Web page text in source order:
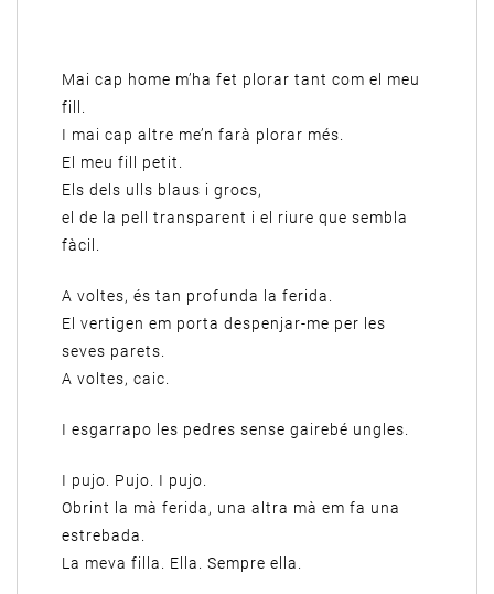
Mai cap home m’ha fet plorar tant com el meu
fill.
I mai cap altre me’n farà plorar més.
El meu fill petit.
Els dels ulls blaus i grocs,
el de la pell transparent i el riure que sembla
fàcil.
A voltes, és tan profunda la ferida.
El vertigen em porta despenjar-me per les
seves parets.
A voltes, caic.
I esgarrapo les pedres sense gairebé ungles.
I pujo. Pujo. I pujo.
Obrint la mà ferida, una altra mà em fa una
estrebada.
La meva filla. Ella. Sempre ella.